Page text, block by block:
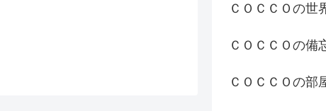
ＣＯＣＣＯの世
ＣＯＣＣＯの備
ＣＯＣＣＯの部